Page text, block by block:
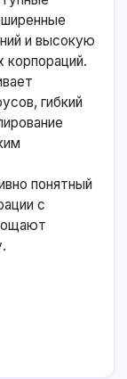
и высокую
корпораций.
гибкий
понятный
с